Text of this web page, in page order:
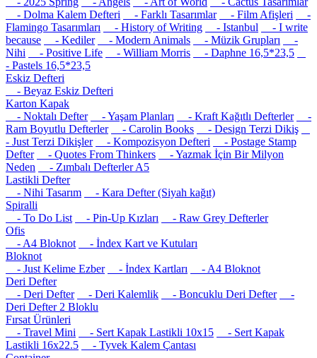
- Dolma Kalem Defteri
- Farklı Tasarımlar - Film Afişleri
-
Flamingo Tasarımları
- History of Writing - Istanbul
- I write
because
- Kediler - Modern Animals - Müzik Grupları
-
Nihi
- Positive Life - William Morris
- Daphne 16,5*23,5
- Pastels 16,5*23,5
Eskiz Defteri
- Beyaz Eskiz Defteri
Karton Kapak
- Noktalı Defter
- Yaşam Planları - Kraft Kağıtlı Defterler
-
Ram Boyutlu Defterler
- Carolin Books
- Design Terzi Dikiş
- Just Terzi Dikişler
- Kompozisyon Defteri
- Postage Stamp
Defter
- Quotes From Thinkers
- Yazmak İçin Bir Milyon
Neden
- Zımbalı Defterler A5
Lastikli Defter
- Nihi Tasarım
- Kara Defter (Siyah kağıt)
Spiralli
- To Do List
- Pin-Up Kızları
- Raw Grey Defterler
Ofis
- A4 Bloknot
- İndex Kart ve Kutuları
Bloknot
- Just Kelime Ezber
- İndex Kartları
- A4 Bloknot
Deri Defter
- Deri Defter
- Deri Kalemlik - Boncuklu Deri Defter
-
Deri Defter 2 Bloklu
Fırsat Ürünleri
- Travel Mini
- Sert Kapak Lastikli 10x15
- Sert Kapak
Lastikli 16x22.5
- Tyvek Kalem Çantası